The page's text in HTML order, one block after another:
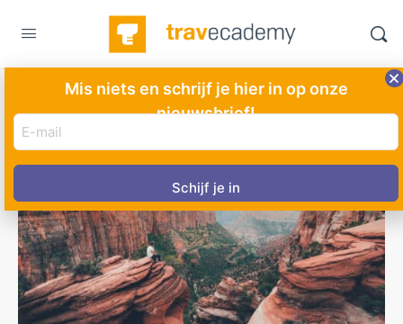
Mis niets en schrijf je hier in op onze
nieuwsbrief!
E-
mail
adres